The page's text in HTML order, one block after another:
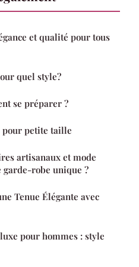
et qualité pour tous
quel style?
se préparer ?
pour petite taille
artisanaux et mode
robe unique ?
Tenue Élégante avec
pour hommes : style